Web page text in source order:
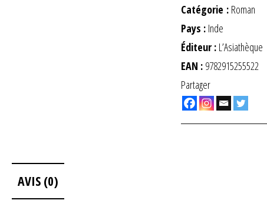
Catégorie : Roman
Pays : Inde
Éditeur : L’Asiathèque
EAN : 9782915255522
Partager
AVIS (0)